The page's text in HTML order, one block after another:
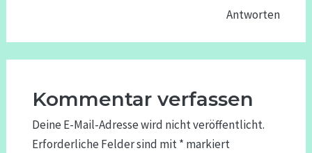
Antworten
Kommentar verfassen
Deine E-Mail-Adresse wird nicht veröffentlicht.
Erforderliche Felder sind mit* markiert